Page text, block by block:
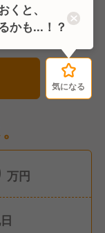
中
気になる
万円
気になる
と、
かも...！？